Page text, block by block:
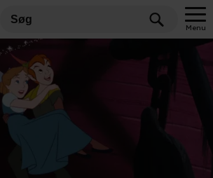
Menu